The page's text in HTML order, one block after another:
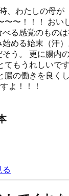
、わたしの母
〜〜！！！ お
る感覚のもの
める始末（汗
う。 更に腸内
てもうれしいで
腸の働きを良く
よ！！！
る